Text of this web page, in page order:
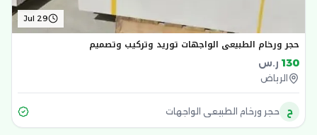
Jul 29
حجر ورخام الطبيعي الواجهات توريد وتركيب وتصميم
130 ر.س
الرياض
ح حجر ورخام الطبيعي الواجهات